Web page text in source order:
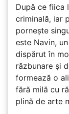
După ce fiica
criminală, iar
pornește
este Navin,
dispărut în
răzbunare și
formează o
fără milă cu
plină de arte